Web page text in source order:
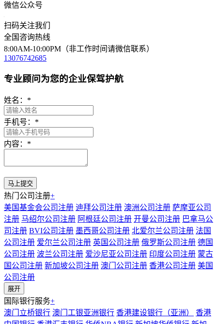
微信公众号
扫码关注我们
全国咨询热线
8:00AM-10:00PM（非工作时间请微信联系）
13076742685
专业顾问为您的企业保驾护航
姓名： *
手机号： *
内容： *
热门公司注册+
美国基金会公司注册 迪拜公司注册 澳洲公司注册 萨摩亚公司
注册 马绍尔公司注册 阿根廷公司注册 开曼公司注册 巴拿马公
司注册 BVI公司注册 墨西哥公司注册 北爱尔兰公司注册 法国
公司注册 爱尔兰公司注册 英国公司注册 俄罗斯公司注册 德国
公司注册 波兰公司注册 爱沙尼亚公司注册 印度公司注册 蒙古
国公司注册 新加坡公司注册 澳门公司注册 香港公司注册 美国
公司注册
展开
国际银行服务+
澳门立桥银行 澳门工银亚洲银行 香港建设银行（亚洲）
香港